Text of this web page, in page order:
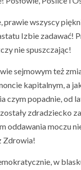
wszyscy
Izbie zadawać!
nie spuszczając!
sejmowym też
kapitalnym, a
czym popadnie,
zdradziecko
oddawania moczu
Zdrowia!
w